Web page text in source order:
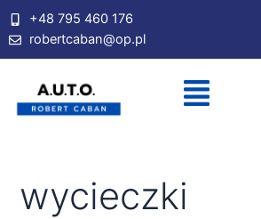
+48 795 460 176
robertcaban@op.pl
wycieczki